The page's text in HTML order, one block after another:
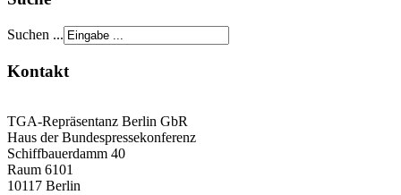
Suchen ...
Kontakt
TGA-Repräsentanz Berlin GbR
Haus der Bundespressekonferenz
Schiffbauerdamm 40
Raum 6101
10117 Berlin